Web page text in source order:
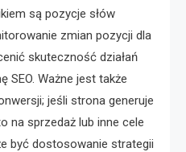
są pozycje słów
zmian pozycji dla
skuteczność działań
SEO. Ważne jest także
jeśli strona generuje
na sprzedaż lub inne cele
być dostosowanie strategii